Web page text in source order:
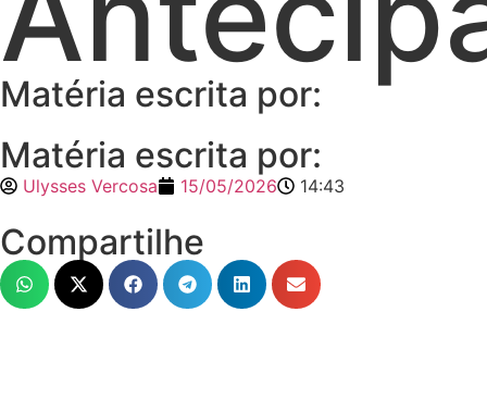
Matéria escrita por:
Matéria escrita por:
Ulysses Vercosa 15/05/2026 14:43
Compartilhe